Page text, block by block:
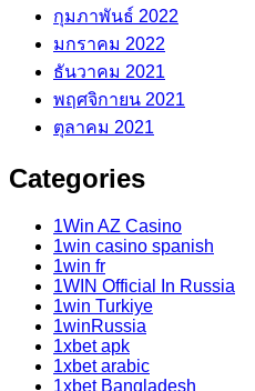
กุมภาพันธ์ 2022
มกราคม 2022
ธันวาคม 2021
พฤศจิกายน 2021
ตุลาคม 2021
Categories
1Win AZ Casino
1win casino spanish
1win fr
1WIN Official In Russia
1win Turkiye
1winRussia
1xbet apk
1xbet arabic
1xbet Bangladesh